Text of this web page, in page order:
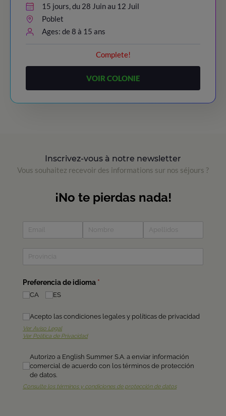
15 jours, du 28 Juin au 12 Juil
Poblet
Ages: de 8 à 15 ans
Complete!
VOIR COLONIE
Inscrivez-vous à notre newsletter
Vous souhaitez recevoir des informations sur nos séjours ?